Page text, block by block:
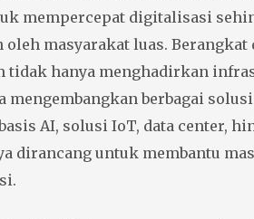
mempercepat digitalisasi
oleh masyarakat luas.
tidak hanya menghadirkan
mengembangkan berbagai
AI, solusi IoT, data center,
dirancang untuk membantu